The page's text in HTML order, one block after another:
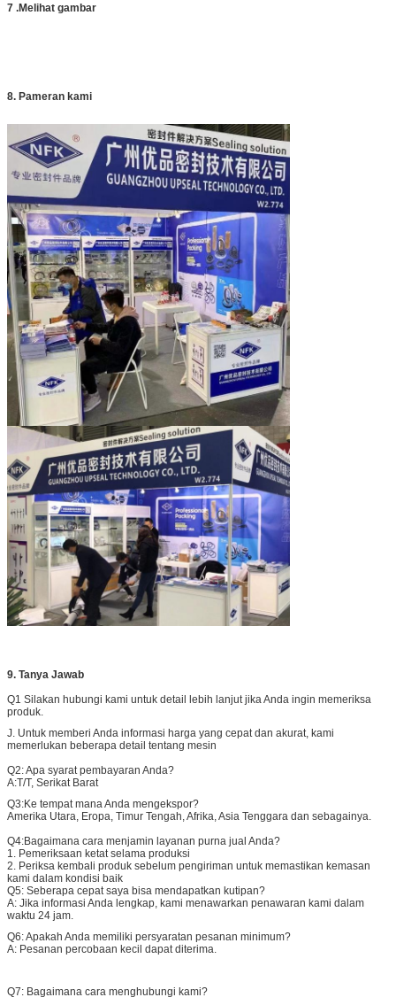
7 .Melihat gambar
8. Pameran kami
9. Tanya Jawab
Q1 Silakan hubungi kami untuk detail lebih lanjut jika Anda ingin memeriksa
produk.
J. Untuk memberi Anda informasi harga yang cepat dan akurat, kami
memerlukan beberapa detail tentang mesin
Q2: Apa syarat pembayaran Anda?
A:T/T, Serikat Barat
Q3:Ke tempat mana Anda mengekspor?
Amerika Utara, Eropa, Timur Tengah, Afrika, Asia Tenggara dan sebagainya.
Q4:Bagaimana cara menjamin layanan purna jual Anda?
1. Pemeriksaan ketat selama produksi
2. Periksa kembali produk sebelum pengiriman untuk memastikan kemasan
kami dalam kondisi baik
Q5: Seberapa cepat saya bisa mendapatkan kutipan?
A: Jika informasi Anda lengkap, kami menawarkan penawaran kami dalam
waktu 24 jam.
Q6: Apakah Anda memiliki persyaratan pesanan minimum?
A: Pesanan percobaan kecil dapat diterima.
Q7: Bagaimana cara menghubungi kami?